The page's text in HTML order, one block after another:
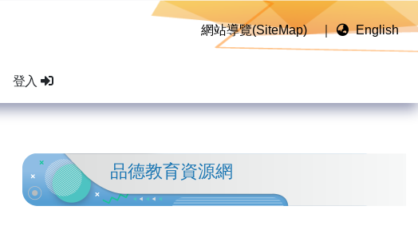
網站導覽(SiteMap) ｜ English
登入
品德教育資源網